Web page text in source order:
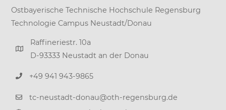
Ostbayerische Technische Hochschule Regensburg
Technologie Campus Neustadt/Donau
Raffineriestr. 10a
D-93333 Neustadt an der Donau
+49 941 943-9865
tc-neustadt-donau@oth-regensburg.de